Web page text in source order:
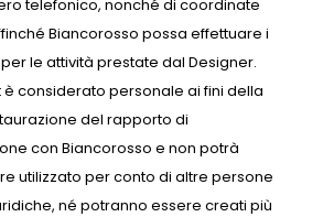
telefonico, nonché di coordinate
Biancorosso possa effettuare i
le attività prestate dal Designer.
è considerato personale ai fini della
del rapporto di
con Biancorosso e non potrà
utilizzato per conto di altre persone
né potranno essere creati più